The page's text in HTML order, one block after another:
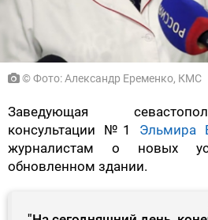
© Фото: Александр Еременко, КМС
Заведующая
консультации №1 Эльмира
журналистам о новых
обновленном здании.